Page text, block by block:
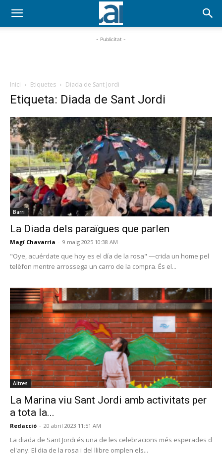
- Publicitat -
Inici Etiquetes Diada de Sant Jordi
Etiqueta: Diada de Sant Jordi
Barri
La Diada dels paraïgues que parlen
Magí Chavarria - 9 maig 2025 10:38 AM
"Oye, acuérdate que hoy es el día de la rosa" —crida un home pel
telèfon mentre arrossega un carro de la compra. És el...
Altres
La Marina viu Sant Jordi amb activitats per
a tota la...
Redacció - 20 abril 2023 11:51 AM
La diada de Sant Jordi és una de les celebracions més esperades d
el'any. El dia de la rosa i del llibre omplen els...